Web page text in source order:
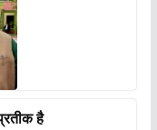
है